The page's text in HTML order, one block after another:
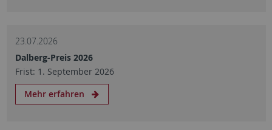
23.07.2026
Dalberg-Preis 2026
Frist: 1. September 2026
Mehr erfahren